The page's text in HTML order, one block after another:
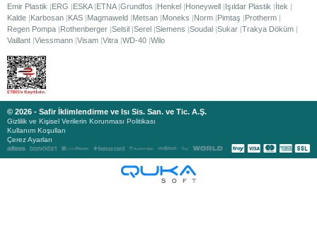
Emir Plastik
ERG ESKA ETNA Grundfos Henkel Honeywell Işıldar Plastik
İtek
Kalde Karbosan KAS Magmaweld Metsan Moneks Norm Pimtaş
Protherm
Regen Pompa Rothenberger Selsil Serel Siemens Soudal Sukar Trakya Döküm
Vaillant Viessmann Visam Vitra WD-40 Wilo
© 2026 - Safir İklimlendirme ve Isı Sis. San. ve Tic. A.Ş.
Gizlilik ve Kişisel Verilerin Korunması Politikası
Kullanım Koşulları
Çerez Ayarları